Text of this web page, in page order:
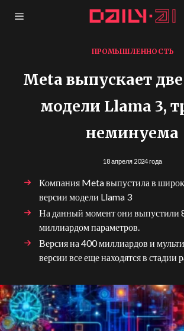
ПРОМЫШЛЕННОСТЬ
Meta выпускает
модели Llama 3,
неминуема
18 апреля 2024 года
Компания Meta выпустила в
версии модели Llama 3
На данный момент они выпустили
миллиардом параметров.
Версия на 400 миллиардов и
версии все еще находятся в стадии